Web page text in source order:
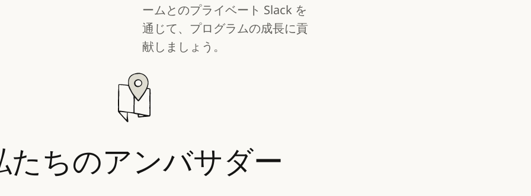
ームとのプライベート Slack を
通じて、プログラムの成長に貢
献しましょう。
たちのアンバサダー